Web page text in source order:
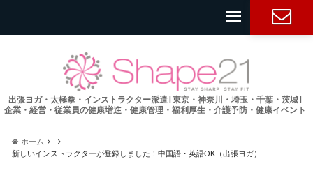
出張ヨガ・太極拳・インストラクター派遣 l 東京・神奈川・埼玉・千葉・茨城 l
企業・経営・従業員の健康増進・健康管理・福利厚生・介護予防・健康イベント
ホーム
新しいインストラクターが登録しました！中国語・英語OK（出張ヨガ）